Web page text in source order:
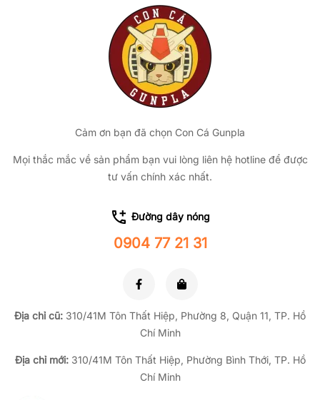
Cảm ơn bạn đã chọn Con Cá Gunpla
Mọi thắc mắc về sản phẩm bạn vui lòng liên hệ hotline để được
tư vấn chính xác nhất.
Đường dây nóng
0904 77 21 31
Địa chỉ cũ: 310/41M Tôn Thất Hiệp, Phường 8, Quận 11, TP. Hồ
Chí Minh
Địa chỉ mới:310/41M Tôn Thất Hiệp, Phường Bình Thới, TP. Hồ
Chí Minh